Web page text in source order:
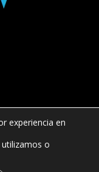
experiencia en
o